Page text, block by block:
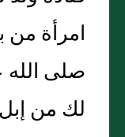
امرأة
صلى
لك من